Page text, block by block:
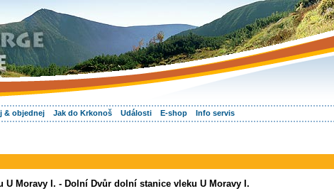
& objednej Jak do Krkonoš Události E-shop Info servis
U Moravy I. - Dolní Dvůr dolní stanice vleku U Moravy I.